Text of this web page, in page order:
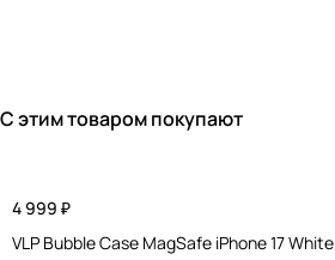
С этим товаром покупают
4 999 ₽
VLP Bubble Case MagSafe iPhone 17 White